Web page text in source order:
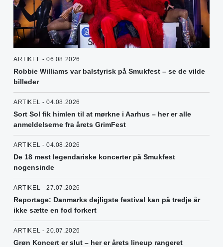
ARTIKEL - 06.08.2026
Robbie Williams var balstyrisk på Smukfest – se de vilde
billeder
ARTIKEL - 04.08.2026
Sort Sol fik himlen til at mørkne i Aarhus – her er alle
anmeldelserne fra årets GrimFest
ARTIKEL - 04.08.2026
De 18 mest legendariske koncerter på Smukfest
nogensinde
ARTIKEL - 27.07.2026
Reportage: Danmarks dejligste festival kan på tredje år
ikke sætte en fod forkert
ARTIKEL - 20.07.2026
Grøn Koncert er slut – her er årets lineup rangeret